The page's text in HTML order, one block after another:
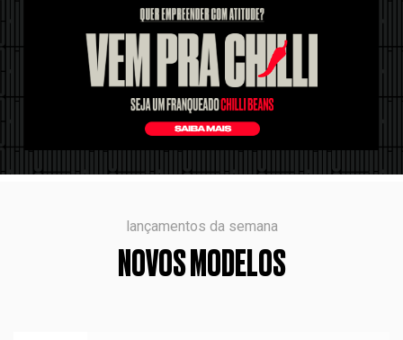
lançamentos da semana
NOVOS MODELOS